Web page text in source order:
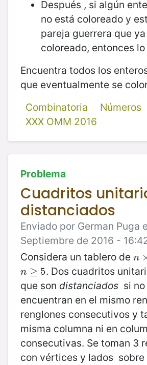
Después , si algún
no está coloreado y
pareja guerrera que
coloreado, entonces
Encuentra todos los
que eventualmente se
Combinatoria
Números
XXX OMM 2016
Problema
Cuadritos
distanciados
Enviado por German Puga
Septiembre de 2016 -
Considera un tablero de n
n×
n ≥ 5
n≥5
. Dos cuadritos
que son distanciados si
encuentran en el mismo
renglones consecutivos y
misma columna ni en
consecutivas. Se toman 3
con vértices y lados sobre